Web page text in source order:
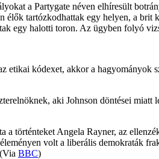
a Partygate néven elhíresült
élők tartózkodhattak egy helyen, a brit
egy halotti toron. Az ügyben folyó
etikai kódexet, akkor a hagyományok
aki Johnson döntései
a történteket Angela Rayner, az
volt a liberális demokraták
BBC)